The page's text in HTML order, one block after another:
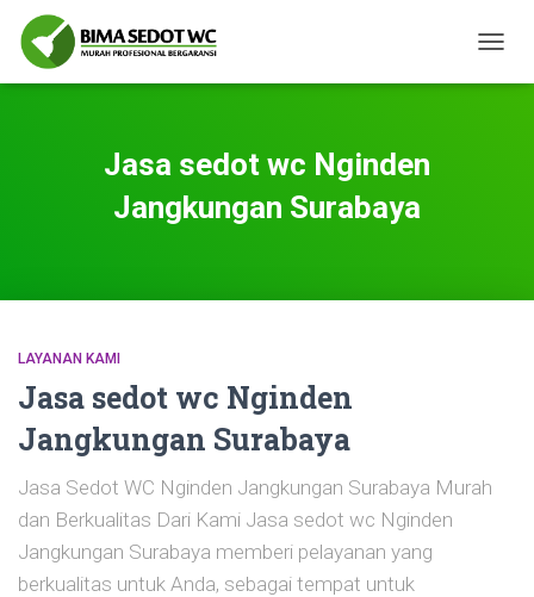
Jasa sedot wc Nginden
Jangkungan Surabaya
LAYANAN KAMI
Jasa sedot wc Nginden
Jangkungan Surabaya
Jasa Sedot WC Nginden Jangkungan Surabaya Murah
dan Berkualitas Dari Kami Jasa sedot wc Nginden
Jangkungan Surabaya memberi pelayanan yang
berkualitas untuk Anda, sebagai tempat untuk